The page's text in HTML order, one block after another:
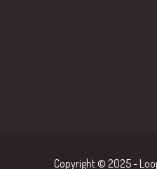
Copyright © 2025 -